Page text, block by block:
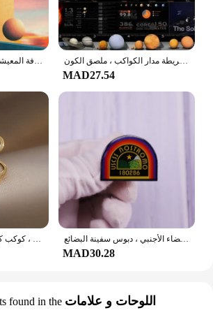
الرجعية المستقبل قماش اللوحة ، موضوع الفضاء الملونة ، الكواكب الملصقات والمطبوعات ، جدار الفن ، صور لغرفة المعيشة الحديثة ، ديكور المنزل كوزموس-لوحة معلقة في السماء المرصعة بالنجم ، زخرفة المجرة الفضائية ، لوحة فضائية عالية الدقة ، النظام الشمسي ، خريطة مدار الكواكب ، ملصق الكون
MAD27.54
بروش من حجر الراين للرجال والنساء ، هدايا مجوهرات الزركون ، دبابيس مينا ، نجمة ، صليب ، كوكب كوني ، شارة فضاء ، جديد ، شعار شعار نوسترومو شارة ، الفضاء الأجنبي ، دبوس سفينة البضائع
MAD30.28
found in the اللوحات و علامات